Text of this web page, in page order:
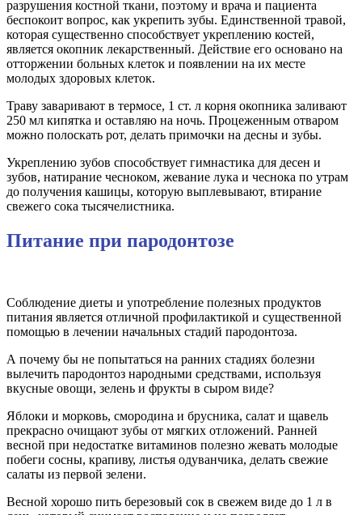
разрушения костной ткани, поэтому и врача и пациента
беспокоит вопрос, как укрепить зубы. Единственной травой,
которая существенно способствует укреплению костей,
является окопник лекарственный. Действие его основано на
отторжении больных клеток и появлении на их месте
молодых здоровых клеток.
Траву заваривают в термосе, 1 ст. л корня окопника заливают
250 мл кипятка и оставляю на ночь. Процеженным отваром
можно полоскать рот, делать примочки на десны и зубы.
Укреплению зубов способствует гимнастика для десен и
зубов, натирание чесноком, жевание лука и чеснока по утрам
до получения кашицы, которую выплевывают, втирание
свежего сока тысячелистника.
Питание при пародонтозе
Соблюдение диеты и употребление полезных продуктов
питания является отличной профилактикой и существенной
помощью в лечении начальных стадий пародонтоза.
А почему бы не попытаться на ранних стадиях болезни
вылечить пародонтоз народными средствами, используя
вкусные овощи, зелень и фрукты в сыром виде?
Яблоки и морковь, смородина и брусника, салат и щавель
прекрасно очищают зубы от мягких отложений. Ранней
весной при недостатке витаминов полезно жевать молодые
побеги сосны, крапиву, листья одуванчика, делать свежие
салаты из первой зелени.
Весной хорошо пить березовый сок в свежем виде до 1 л в